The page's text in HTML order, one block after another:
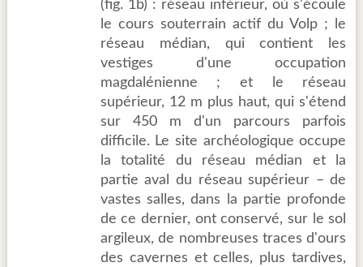
(fig. 1b) : réseau inférieur, où s'écoule
le cours souterrain actif du Volp ; le
réseau médian, qui contient les
vestiges d'une occupation
magdalénienne ; et le réseau
supérieur, 12 m plus haut, qui s'étend
sur 450 m d'un parcours parfois
difficile. Le site archéologique occupe
la totalité du réseau médian et la
partie aval du réseau supérieur – de
vastes salles, dans la partie profonde
de ce dernier, ont conservé, sur le sol
argileux, de nombreuses traces d'ours
des cavernes et celles, plus tardives,